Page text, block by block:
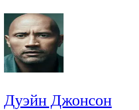
Дуэйн Джонсон